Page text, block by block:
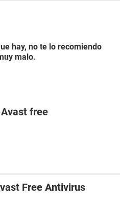
hay, no te lo recomiendo
malo.
free
Free Antivirus